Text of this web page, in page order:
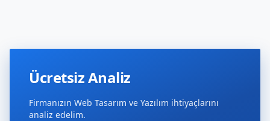
Ücretsiz Analiz
Firmanızın Web Tasarım ve Yazılım ihtiyaçlarını
analiz edelim.